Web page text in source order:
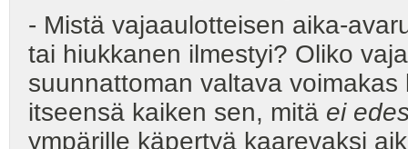
- Mistä vajaaulotteisen aika-
tai hiukkanen ilmestyi? Oliko
suunnattoman valtava
itseensä kaiken sen, mitä ei
ympärille käpertyä kaarevaksi